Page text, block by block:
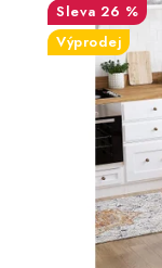
26 %
Výprodej